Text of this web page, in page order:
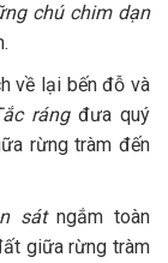
chú chim dạn
về lại bến đỗ và
rángđưa quý
rừng tràm đến
sát ngắm toàn
giữa rừng tràm